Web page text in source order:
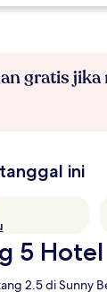
gratis jika
ini
5
2.5 di Sunny